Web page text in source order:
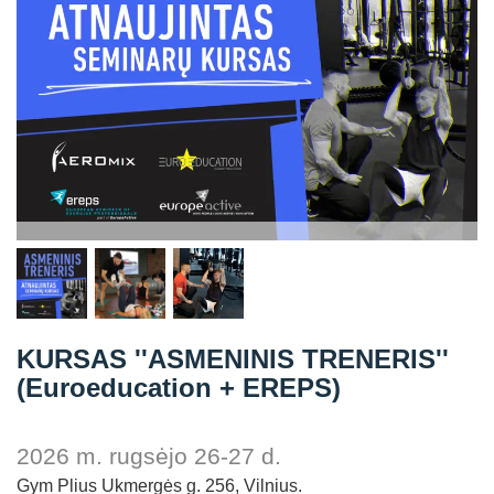
Straipsniai
Sėkmės istorijos
Atsiliepimai
Kontaktai
KURSAS ''ASMENINIS TRENERIS''
(Euroeducation + EREPS)
2026 m. rugsėjo 26-27 d.
Gym Plius Ukmergės g. 256, Vilnius.